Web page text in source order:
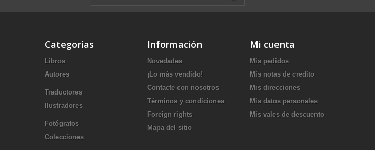
Categorías
Libros
Autores
Traductores
Ilustradores
Fotógrafos
Colecciones
Información
Novedades
¡Lo más vendido!
Contacte con nosotros
Términos y condiciones
Foreign rights
Mapa del sitio
Mi cuenta
Mis pedidos
Mis notas de credito
Mis direcciones
Mis datos personales
Mis vales de descuento